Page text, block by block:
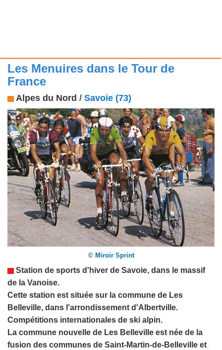
Les Menuires dans le Tour de
France
Alpes du Nord / Savoie (73)
© Miroir Sprint
Station de sports d'hiver de Savoie, dans le massif
de la Vanoise.
Cette station est située sur la commune de Les
Belleville, dans l'arrondissement d'Albertville.
Compétitions internationales de ski alpin.
La commune nouvelle de Les Belleville est née de la
fusion des communes de Saint-Martin-de-Belleville et